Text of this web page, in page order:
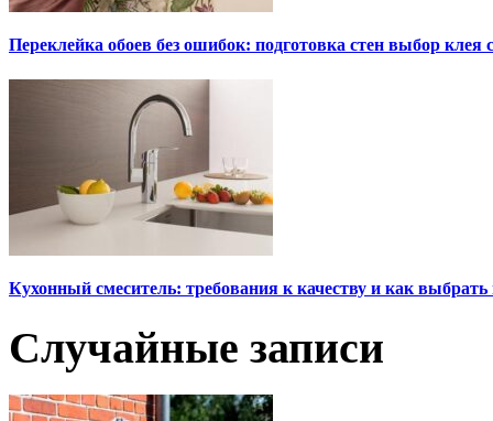
Переклейка обоев без ошибок: подготовка стен выбор клея
Кухонный смеситель: требования к качеству и как
Случайные записи